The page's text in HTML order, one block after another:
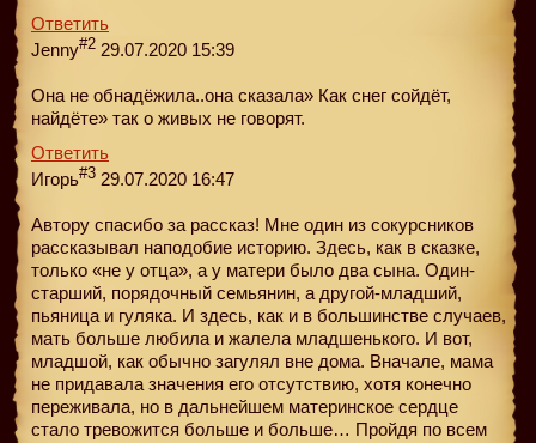
Ответить
Jenny#2 29.07.2020 15:39
Она не обнадёжила..она сказала» Как снег сойдёт,
найдёте» так о живых не говорят.
Ответить
Игорь#3 29.07.2020 16:47
Автору спасибо за рассказ! Мне один из сокурсников
рассказывал наподобие историю. Здесь, как в сказке,
только «не у отца», а у матери было два сына. Один-
старший, порядочный семьянин, а другой-младший,
пьяница и гуляка. И здесь, как и в большинстве случаев,
мать больше любила и жалела младшенького. И вот,
младшой, как обычно загулял вне дома. Вначале, мама
не придавала значения его отсутствию, хотя конечно
переживала, но в дальнейшем материнское сердце
стало тревожится больше и больше… Пройдя по всем